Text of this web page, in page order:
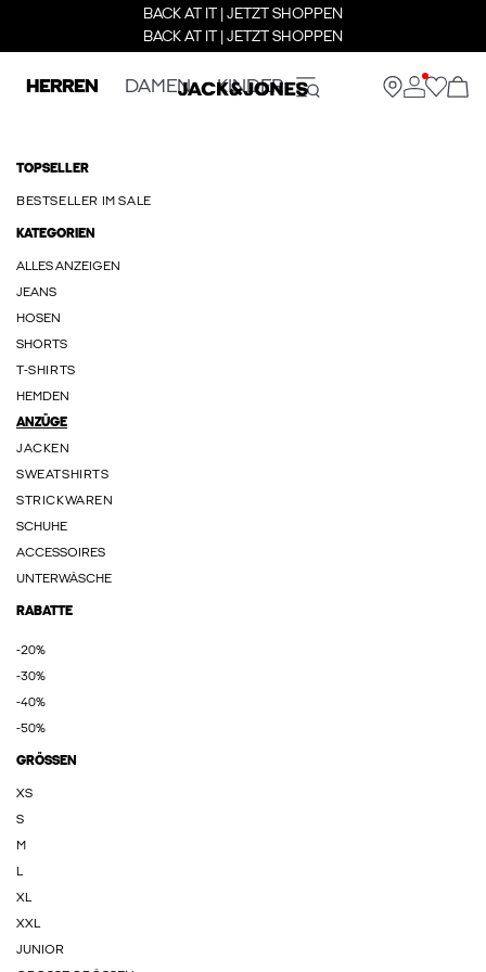
BACK AT IT | JETZT SHOPPEN
BACK AT IT | JETZT SHOPPEN
HERREN DAMEN KINDER
TOPSELLER
BESTSELLER IM SALE
KATEGORIEN
ALLES ANZEIGEN
JEANS
HOSEN
SHORTS
T-SHIRTS
HEMDEN
ANZÜGE
JACKEN
SWEATSHIRTS
STRICKWAREN
SCHUHE
ACCESSOIRES
UNTERWÄSCHE
RABATTE
-20%
-30%
-40%
-50%
GRÖSSEN
XS
S
M
L
XL
XXL
JUNIOR